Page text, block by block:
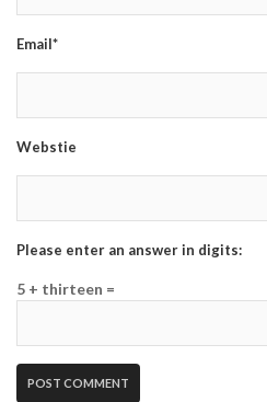
Email*
Webstie
Please enter an answer in digits:
5 + thirteen =